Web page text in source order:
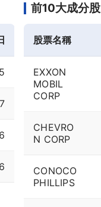
前10大成分股
股票名稱
EXXON
MOBIL
CORP
CHEVRO
N CORP
CONOCO
PHILLIPS